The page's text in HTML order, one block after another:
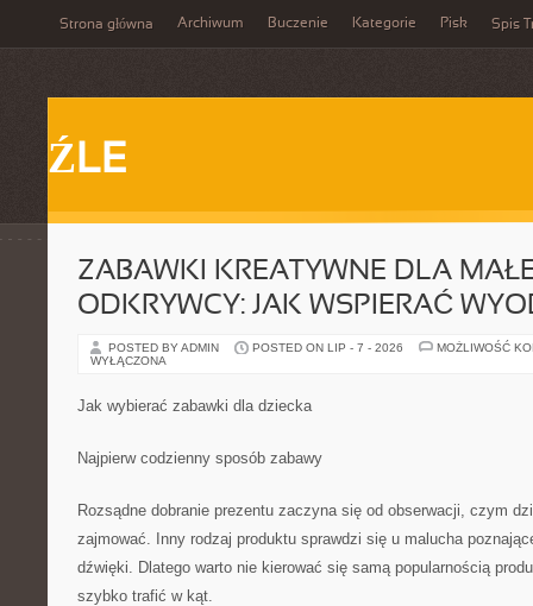
Strona główna Archiwum Buczenie Kategorie Pisk Spis
ŹLE
ZABAWKI KREATYWNE DLA
ODKRYWCY: JAK WSPIERAĆ
POSTED BY ADMIN POSTED ON LIP - 7 - 2026
MOŻLIWOŚĆ
WYŁĄCZONA
Jak wybierać zabawki dla dziecka
Najpierw codzienny sposób zabawy
Rozsądne dobranie prezentu zaczyna się od obserwacji, czym
zajmować. Inny rodzaj produktu sprawdzi się u malucha
dźwięki. Dlatego warto nie kierować się samą popularnością
szybko trafić w kąt.